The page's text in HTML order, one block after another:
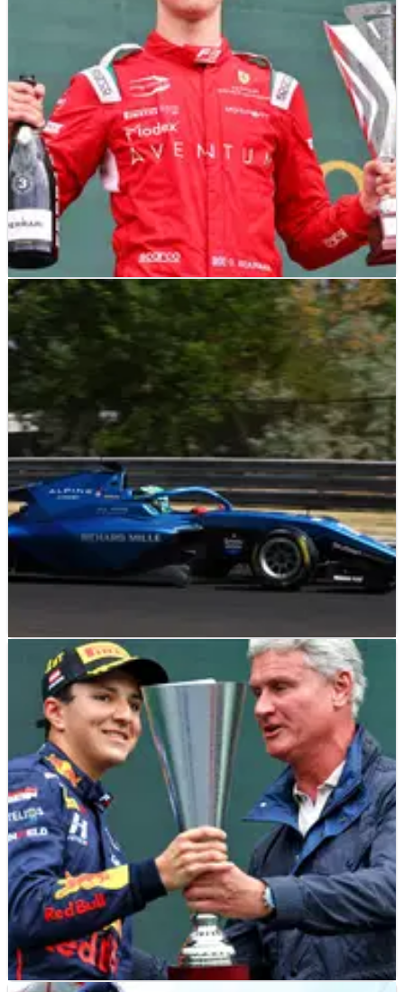
F3 RESULTS 27/08/22
Hasil Sprint Race F3 Belgia dari Sirkuit Spa-
Francorchamps
Hasil lengkap Sprint Race&nbsp;F3 Belgia, putaran ketujuh
FIA F3 Championship musim 2022 di Sirkuit Spa-
Francorhamps.
RESULTS 30/07/22
Hasil Lengkap Sprint Race F3 Hongaria dari
Sirkuit Hungaroring
Hasil lengkap Sprint Race&nbsp;F3 Hongaria, putaran
kelima FIA F3 Championship musim 2022 di Sirkuit
Hungaroring.